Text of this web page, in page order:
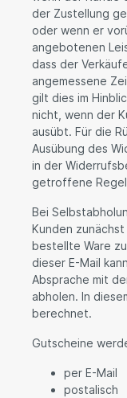
der Zustellung
oder wenn er
angebotenen
dass der
angemessene
gilt dies im
nicht, wenn der
ausübt. Für die
Ausübung des
in der
getroffene
Bei
Kunden
bestellte Ware
dieser E-Mail
Absprache mit
abholen. In
berechnet.
Gutscheine
per E-Mail
postalisch